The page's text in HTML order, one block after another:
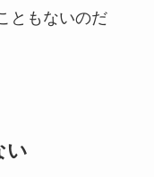
ともないのだ
い